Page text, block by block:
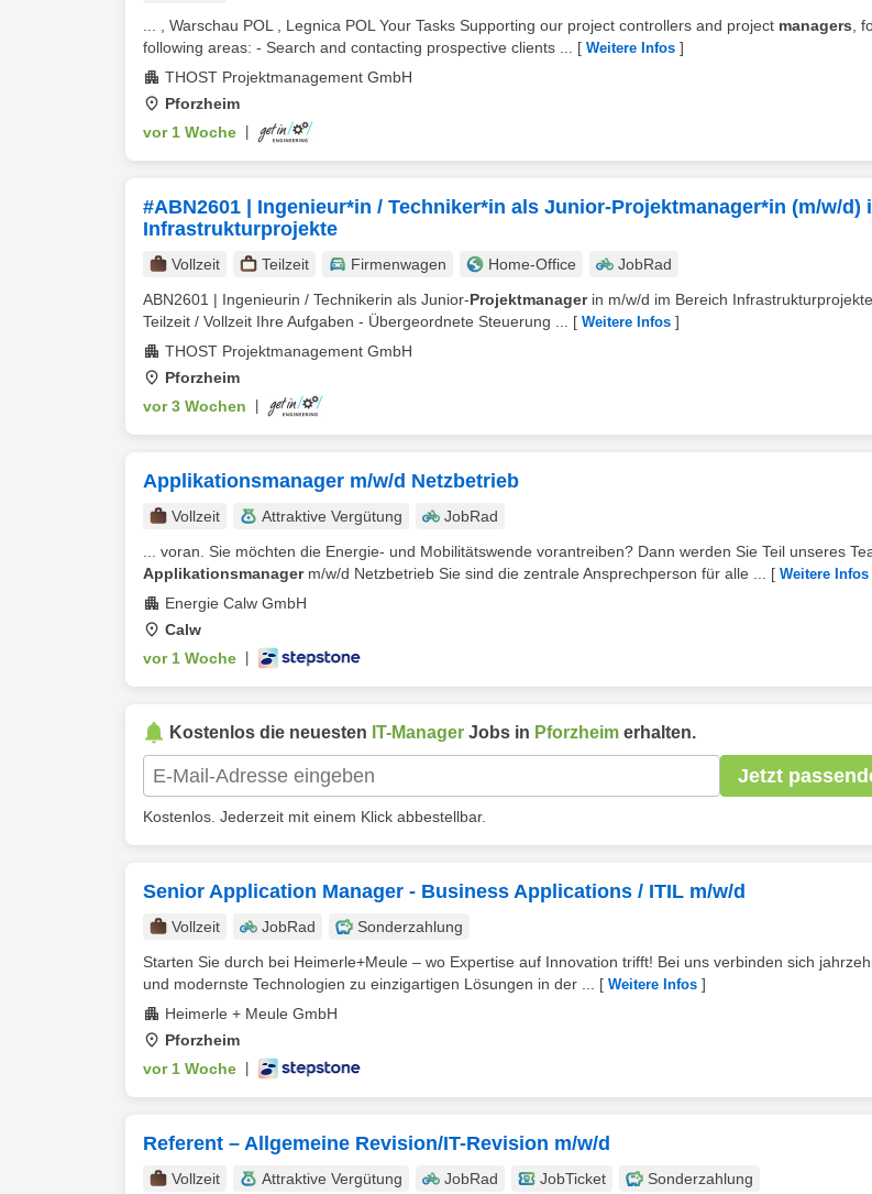
... , Warschau POL , Legnica POL Your Tasks Supporting our project controllers and project managers ,
following areas: - Search and contacting prospective clients ...
[ Weitere Infos ]
THOST Projektmanagement GmbH
Pforzheim
vor 1 Woche
#ABN2601 | Ingenieur*in / Techniker*in als Junior-Projektmanager*in (m/w/d)
Infrastrukturprojekte
Vollzeit Teilzeit Firmenwagen Home-Office
JobRad
ABN2601 | Ingenieurin / Technikerin als Junior-Projektmanagerin m/w/d im Bereich
Teilzeit / Vollzeit Ihre Aufgaben - Übergeordnete Steuerung ...
[ Weitere Infos ]
THOST Projektmanagement GmbH
Pforzheim
vor 3 Wochen
Applikationsmanager m/w/d Netzbetrieb
Vollzeit Attraktive Vergütung
JobRad
... voran. Sie möchten die Energie- und Mobilitätswende vorantreiben? Dann werden Sie Teil unseres
Applikationsmanagerm/w/d Netzbetrieb Sie sind die zentrale Ansprechperson für alle ... [ Weitere Infos
Energie Calw GmbH
Calw
vor 1 Woche
Kostenlos die neuesten IT-Manager Jobs in Pforzheim erhalten.
Jetzt
Kostenlos. Jederzeit mit einem Klick abbestellbar.
Senior Application Manager - Business Applications / ITIL m/w/d
Vollzeit JobRad
Sonderzahlung
Starten Sie durch bei Heimerle+Meule – wo Expertise auf Innovation trifft! Bei uns verbinden sich
und modernste Technologien zu einzigartigen Lösungen in der ...
[ Weitere Infos ]
Heimerle + Meule GmbH
Pforzheim
vor 1 Woche
Referent – Allgemeine Revision/IT-Revision m/w/d
Vollzeit Attraktive Vergütung JobRad JobTicket
Sonderzahlung